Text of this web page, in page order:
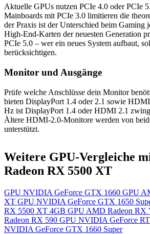
Aktuelle GPUs nutzen PCIe 4.0 oder PCIe
Mainboards mit PCIe 3.0 limitieren die
der Praxis ist der Unterschied beim Gaming
High-End-Karten der neuesten Generation
PCIe 5.0 – wer ein neues System aufbaut,
berücksichtigen.
Monitor und Ausgänge
Prüfe welche Anschlüsse dein Monitor
bieten DisplayPort 1.4 oder 2.1 sowie
Hz ist DisplayPort 1.4 oder HDMI 2.1
Ältere HDMI-2.0-Monitore werden von
unterstützt.
Weitere GPU-Vergleiche
Radeon RX 5500 XT
GPU NVIDIA GeForce GTX 1660 GPU
XT GPU NVIDIA GeForce GTX 1650
RX 5500 XT 4GB GPU AMD Radeon RX
Radeon RX 590 GPU NVIDIA GeForce
NVIDIA GeForce GTX 1660 Super